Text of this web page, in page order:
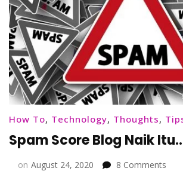
How To, Technology, Thoughts,
Spam Score Blog Naik
on August 24, 2020 8 Comments